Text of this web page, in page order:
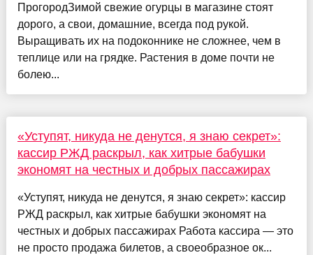
ПрогородЗимой свежие огурцы в магазине стоят
дорого, а свои, домашние, всегда под рукой.
Выращивать их на подоконнике не сложнее, чем в
теплице или на грядке. Растения в доме почти не
болею...
«Уступят, никуда не денутся, я знаю секрет»:
кассир РЖД раскрыл, как хитрые бабушки
экономят на честных и добрых пассажирах
«Уступят, никуда не денутся, я знаю секрет»: кассир
РЖД раскрыл, как хитрые бабушки экономят на
честных и добрых пассажирах Работа кассира — это
не просто продажа билетов, а своеобразное ок...